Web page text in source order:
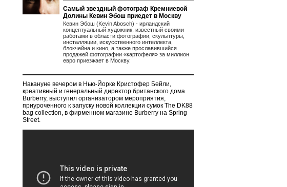
Самый звездный фотограф Кремниевой
Долины Кевин Эбош приедет в Москву
Кевин Эбош (Kevin Abosch) - ирландский
концептуальный художник, известный своими
работами в области фотографии, скульптуры,
инсталляции, искусственного интеллекта,
блокчейна и кино, а также прославившийся
продажей фотографии «картофеля» за миллион
евро приезжает в Москву.
Накануне вечером в Нью-Йорке Кристофер Бейли,
креативный и генеральный директор британского дома
Burberry, выступил организатором мероприятия,
приуроченного к запуску новой коллекции сумок The DK88
bag collection, в фирменном магазине Burberry на Spring
Street.